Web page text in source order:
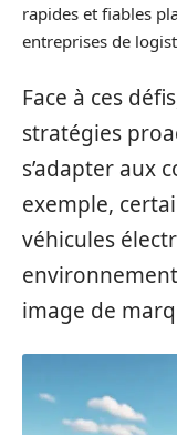
rapides et fiables
entreprises de
Face à ces
stratégies
s’adapter aux
exemple,
véhicules
image de